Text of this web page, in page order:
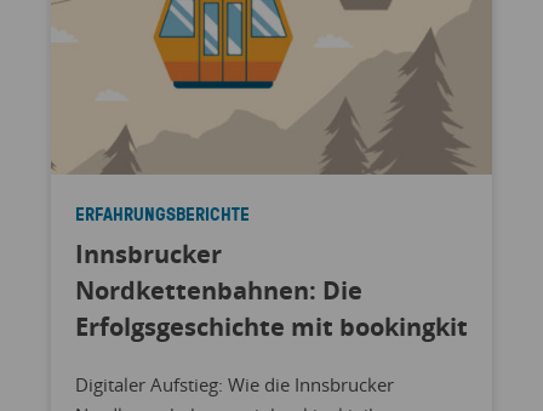
ERFAHRUNGSBERICHTE
Innsbrucker
Nordkettenbahnen: Die
Erfolgsgeschichte mit bookingkit
Digitaler Aufstieg: Wie die Innsbrucker